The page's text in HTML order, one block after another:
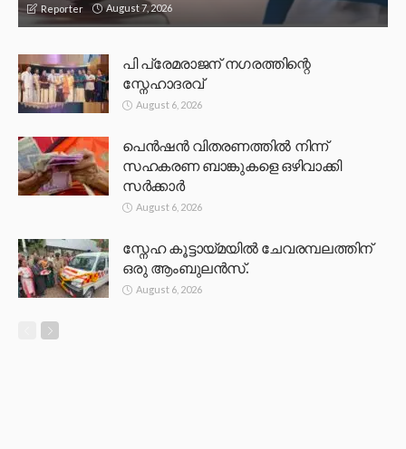
Reporter August 7, 2026
പി പ്രേമരാജന് നഗരത്തിന്റെ
സ്നേഹാദരവ്
August 6, 2026
പെൻഷൻ വിതരണത്തിൽ നിന്ന്
സഹകരണ ബാങ്കുകളെ ഒഴിവാക്കി
സർക്കാർ
August 6, 2026
സ്നേഹ കൂട്ടായ്മയിൽ ചേവരമ്പലത്തിന്
ഒരു ആംബുലൻസ്.
August 6, 2026